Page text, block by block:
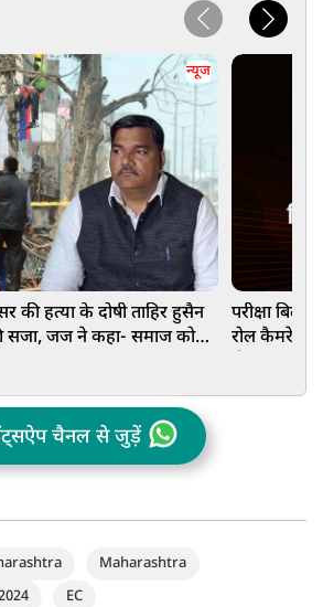
न्यूज
की हत्या के दोषी ताहिर हुसैन
सजा, जज ने कहा- समाज को
परीक्षा बिल
रोल कैमरे के
चैनल से जुड़ें
Maharashtra
EC